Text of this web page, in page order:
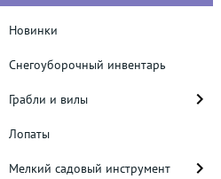
Новинки
Снегоуборочный инвентарь
Грабли и вилы
Лопаты
Мелкий садовый инструмент